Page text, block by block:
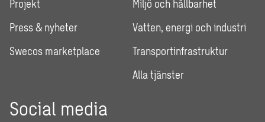
Projekt
Press & nyheter
Swecos marketplace
Miljö och hållbarhet
Vatten, energi och industri
Transportinfrastruktur
Alla tjänster
Social media